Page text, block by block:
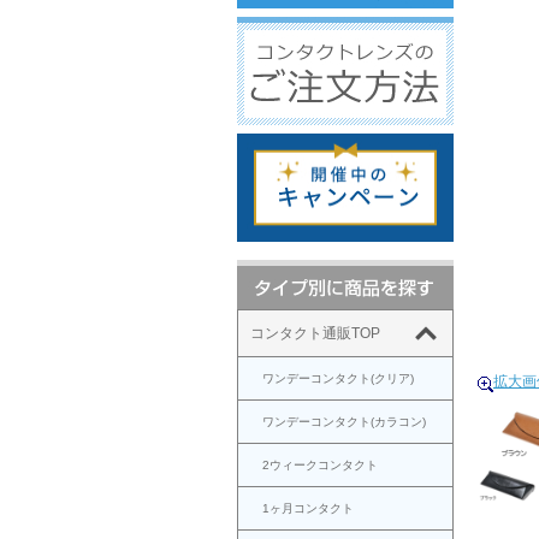
コンタクト通販TOP
ワンデーコンタクト(クリア)
ワンデーコンタクト(カラコン)
2ウィークコンタクト
1ヶ月コンタクト
拡大